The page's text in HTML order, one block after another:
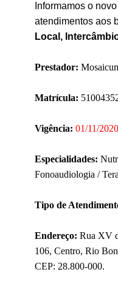
Informamos o
atendimentos aos
Local,
Prestador:
Matrícula:
Vigência: 01/11/2020
Especialidades:
Fonoaudiologia /
Tipo de
Endereço: Rua XV
106, Centro, Rio
CEP: 28.800-000.